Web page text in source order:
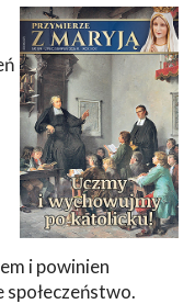
i powinien
społeczeństwo.